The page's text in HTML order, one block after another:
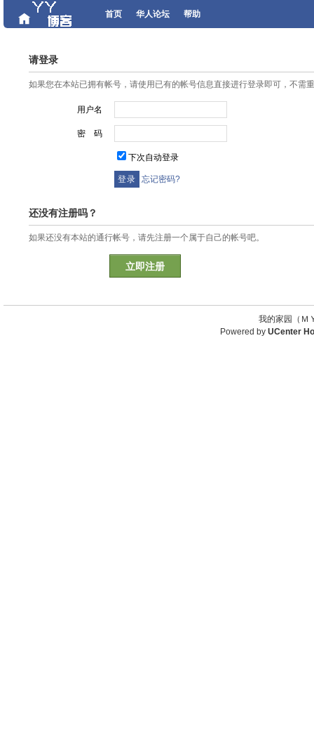
首页 华人论坛 帮助
请登录
如果您在本站已拥有帐号，请使用已有的帐号信息直接进行登录即可，不需
用户名
密 码
下次自动登录
忘记密码?
还没有注册吗？
如果还没有本站的通行帐号，请先注册一个属于自己的帐号吧。
立即注册
我的家园（
Powered by UCenter